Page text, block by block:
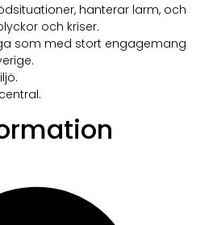
hanterar larm, och
och kriser.
som med stort engagemang